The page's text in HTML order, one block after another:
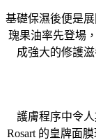
基礎保濕後便是
瑰果油率先登場
成強大的修護
護膚程序中令
Rosart 的皇牌面